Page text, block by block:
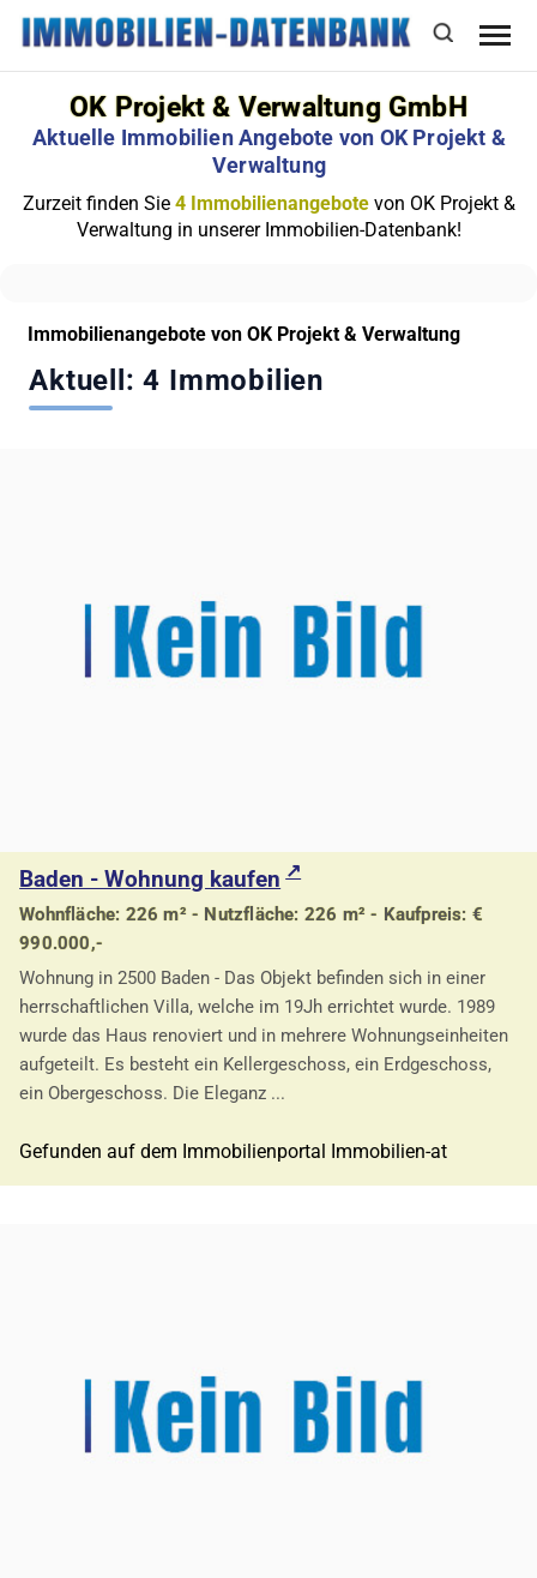
OK Projekt & Verwaltung GmbH
Aktuelle Immobilien Angebote von OK Projekt &
Verwaltung
Zurzeit finden Sie 4 Immobilienangebotevon OK Projekt &
Verwaltung in unserer Immobilien-Datenbank!
Immobilienangebote von OK Projekt & Verwaltung
Aktuell: 4 Immobilien
Baden - Wohnung kaufen
Wohnfläche: 226 m² - Nutzfläche: 226 m² - Kaufpreis: €
990.000,-
Wohnung in 2500 Baden - Das Objekt befinden sich in einer
herrschaftlichen Villa, welche im 19Jh errichtet wurde. 1989
wurde das Haus renoviert und in mehrere Wohnungseinheiten
aufgeteilt. Es besteht ein Kellergeschoss, ein Erdgeschoss,
ein Obergeschoss. Die Eleganz ...
Gefunden auf dem Immobilienportal Immobilien-at